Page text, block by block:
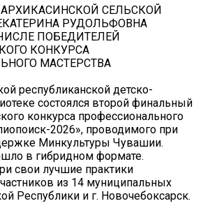
СЕЛЬСКОЙ
РУДОЛЬФОВНА
ПОБЕДИТЕЛЕЙ
КОНКУРСА
МАСТЕРСТВА
республиканской детско-
состоялся второй финальный
конкурса профессионального
2026», проводимого при
Минкультуры Чувашии.
в гибридном формате.
свои лучшие практики
из 14 муниципальных
Республики и г. Новочебоксарск.